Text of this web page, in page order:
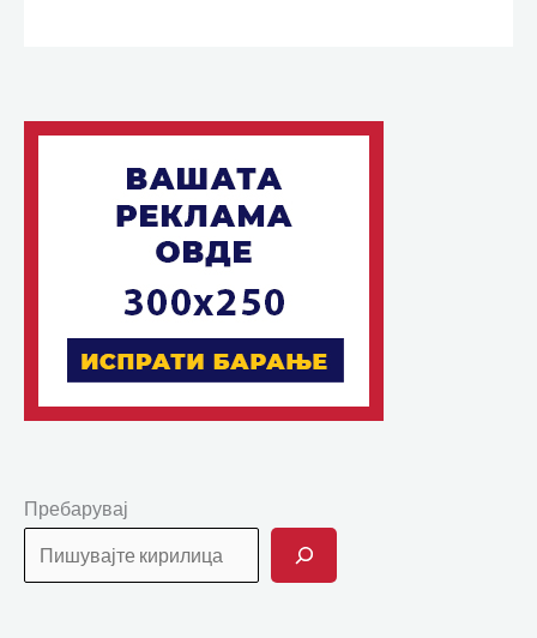
Пребарувај